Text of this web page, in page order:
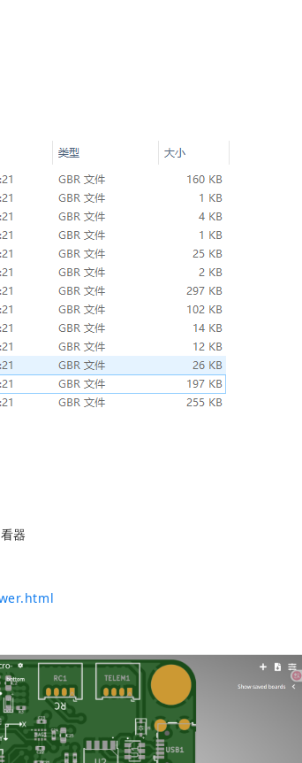
器